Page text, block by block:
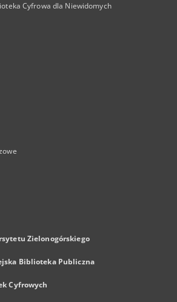
Cyfrowa dla Niewidomych
Zielonogórskiego
Biblioteka Publiczna
Cyfrowych